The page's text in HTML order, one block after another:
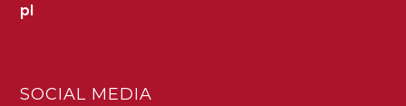
pl
SOCIAL MEDIA